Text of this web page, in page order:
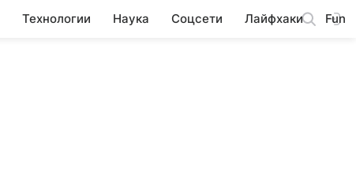
Технологии Наука Соцсети Лайфхаки Fun